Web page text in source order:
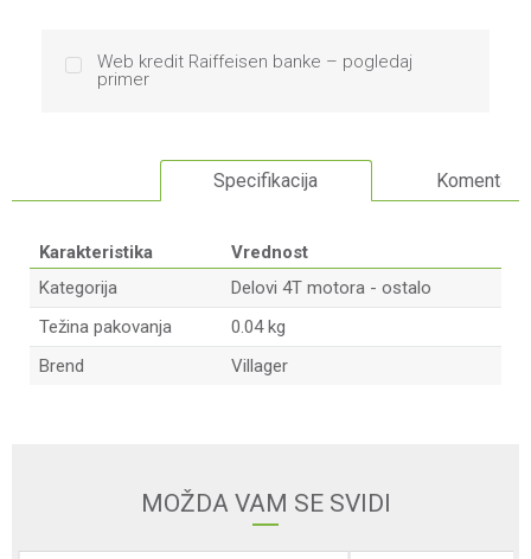
Web kredit Raiffeisen banke – pogledaj
primer
Specifikacija Komentari
Karakteristika
Vrednost
Kategorija
Delovi 4T motora - ostalo
Težina pakovanja
0.04 kg
Brend
Villager
MOŽDA VAM SE SVIDI